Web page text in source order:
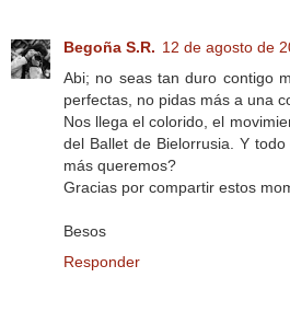
Begoña S.R. 12 de agosto de
Abi; no seas tan duro contigo
perfectas, no pidas más a una
Nos llega el colorido, el
del Ballet de Bielorrusia. Y
más queremos?
Gracias por compartir estos
Besos
Responder